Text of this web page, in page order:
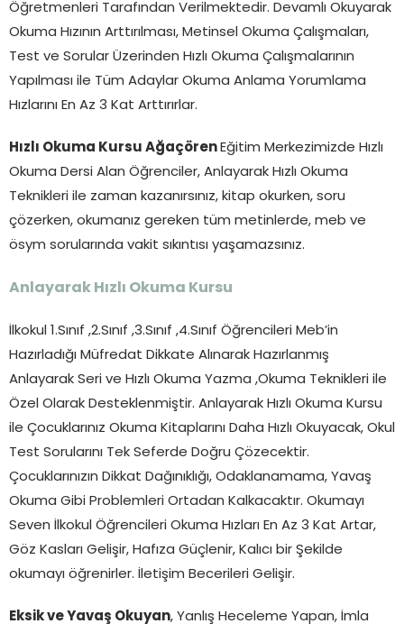
Öğretmenleri Tarafından Verilmektedir. Devamlı Okuyarak
Okuma Hızının Arttırılması, Metinsel Okuma Çalışmaları,
Test ve Sorular Üzerinden Hızlı Okuma Çalışmalarının
Yapılması ile Tüm Adaylar Okuma Anlama Yorumlama
Hızlarını En Az 3 Kat Arttırırlar.
Hızlı Okuma Kursu Ağaçören Eğitim Merkezimizde Hızlı
Okuma Dersi Alan Öğrenciler, Anlayarak Hızlı Okuma
Teknikleri ile zaman kazanırsınız, kitap okurken, soru
çözerken, okumanız gereken tüm metinlerde, meb ve
ösym sorularında vakit sıkıntısı yaşamazsınız.
Anlayarak Hızlı Okuma Kursu
İlkokul 1.Sınıf ,2.Sınıf ,3.Sınıf ,4.Sınıf Öğrencileri Meb’in
Hazırladığı Müfredat Dikkate Alınarak Hazırlanmış
Anlayarak Seri ve Hızlı Okuma Yazma ,Okuma Teknikleri ile
Özel Olarak Desteklenmiştir. Anlayarak Hızlı Okuma Kursu
ile Çocuklarınız Okuma Kitaplarını Daha Hızlı Okuyacak, Okul
Test Sorularını Tek Seferde Doğru Çözecektir.
Çocuklarınızın Dikkat Dağınıklığı, Odaklanamama, Yavaş
Okuma Gibi Problemleri Ortadan Kalkacaktır. Okumayı
Seven İlkokul Öğrencileri Okuma Hızları En Az 3 Kat Artar,
Göz Kasları Gelişir, Hafıza Güçlenir, Kalıcı bir Şekilde
okumayı öğrenirler. İletişim Becerileri Gelişir.
Eksik ve Yavaş Okuyan, Yanlış Heceleme Yapan, İmla